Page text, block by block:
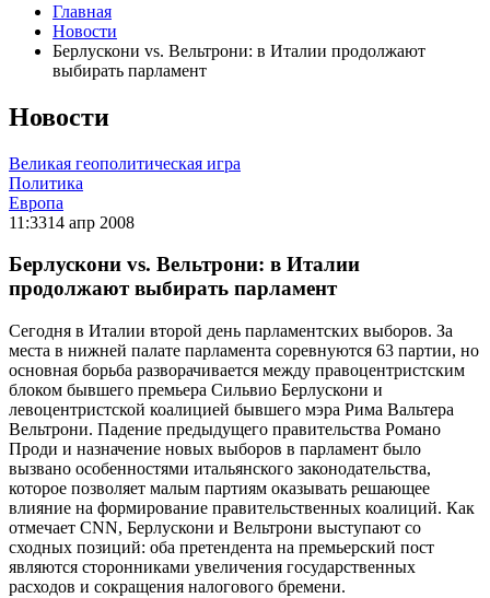
Главная
Новости
Берлускони vs. Вельтрони: в Италии продолжают
выбирать парламент
Новости
Великая геополитическая игра
Политика
Европа
11:3314 апр 2008
Берлускони vs. Вельтрони: в Италии
продолжают выбирать парламент
Сегодня в Италии второй день парламентских выборов. За
места в нижней палате парламента соревнуются 63 партии, но
основная борьба разворачивается между правоцентристским
блоком бывшего премьера Сильвио Берлускони и
левоцентристской коалицией бывшего мэра Рима Вальтера
Вельтрони. Падение предыдущего правительства Романо
Проди и назначение новых выборов в парламент было
вызвано особенностями итальянского законодательства,
которое позволяет малым партиям оказывать решающее
влияние на формирование правительственных коалиций. Как
отмечает CNN, Берлускони и Вельтрони выступают со
сходных позиций: оба претендента на премьерский пост
являются сторонниками увеличения государственных
расходов и сокращения налогового бремени.